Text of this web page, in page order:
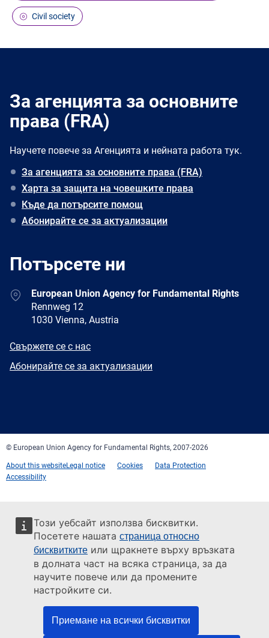
Този уебсайт използва бисквитки.
Посетете нашата страница относно
бисквитките или щракнете върху връзката
в долната част на всяка страница, за да
научите повече или да промените
настройките си.
Приемане на всички бисквитки
Civil society
За агенцията за основните
права (FRA)
Научете повече за Агенцията и нейната работа тук.
За агенцията за основните права (FRA)
Харта за защита на човешките права
Къде да потърсите помощ
Абонирайте се за актуализации
Потърсете ни
AddressEuropean Union Agency for Fundamental Rights
Rennweg 12
1030 Vienna, Austria
E-
Свържете се с нас
Newsletter
Абонирайте се за актуализации
© European Union Agency for Fundamental Rights, 2007-2026
About this websiteLegal notice Cookies
Data Protection
Accessibility